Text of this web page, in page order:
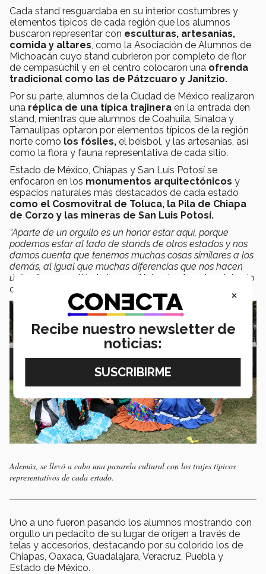
Cada stand resguardaba en su interior costumbres y
elementos típicos de cada región que los alumnos
buscaron representar con esculturas, artesanías,
comida y altares, como la Asociación de Alumnos de
Michoacán cuyo stand cubrieron por completo de flor
de cempasúchil y en el centro colocaron una ofrenda
tradicional como las de Pátzcuaro y Janitzio.
Por su parte, alumnos de la Ciudad de México realizaron
una réplica de una típica trajinera en la entrada den
stand, mientras que alumnos de Coahuila, Sinaloa y
Tamaulipas optaron por elementos típicos de la región
norte como los fósiles, el béisbol, y las artesanías, así
como la flora y fauna representativa de cada sitio.
Estado de México, Chiapas y San Luis Potosí se
enfocaron en los monumentos arquitectónicos y
espacios naturales más destacados de cada estado
como el Cosmovitral de Toluca, la Pila de Chiapa
de Corzo y las mineras de San Luis Potosí.
“Aparte de un orgullo es un honor estar aquí, porque
podemos estar al lado de stands de otros estados y nos
damos cuenta que tenemos muchas cosas similares a los
demás, al igual que muchas diferencias que nos hacen
únicos”, compartió el alumno Alejandro Arreola originario
de San Luis Potosí.
Además, se llevó a cabo una pasarela cultural con los trajes típicos
representativos de cada estado.
Uno a uno fueron pasando los alumnos mostrando con
orgullo un pedacito de su lugar de origen a través de
telas y accesorios, destacando por su colorido los de
Chiapas, Oaxaca, Guadalajara, Veracruz, Puebla y
Estado de México.
×
Recibe nuestro newsletter de
noticias: